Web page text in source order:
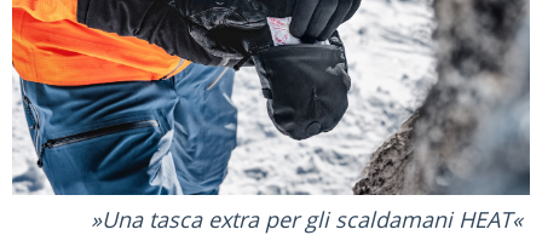
Una tasca extra per gli scaldamani HEAT